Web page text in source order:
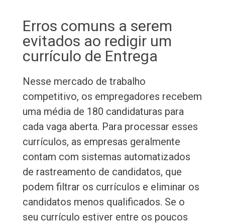
Erros comuns a serem
evitados ao redigir um
currículo de Entrega
Nesse mercado de trabalho
competitivo, os empregadores recebem
uma média de 180 candidaturas para
cada vaga aberta. Para processar esses
currículos, as empresas geralmente
contam com sistemas automatizados
de rastreamento de candidatos, que
podem filtrar os currículos e eliminar os
candidatos menos qualificados. Se o
seu currículo estiver entre os poucos